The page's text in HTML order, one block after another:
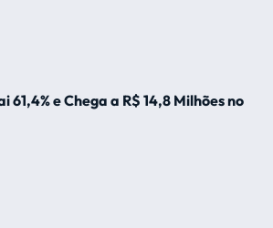
61,4% e Chega a R$ 14,8 Milhões no